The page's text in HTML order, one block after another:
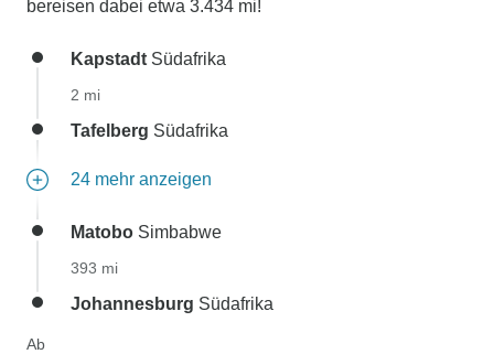
bereisen dabei etwa 3.434 mi!
Kapstadt Südafrika
2 mi
Tafelberg Südafrika
24 mehr anzeigen
Matobo Simbabwe
393 mi
Johannesburg Südafrika
Ab